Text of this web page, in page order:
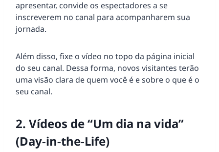
apresentar, convide os espectadores a se
inscreverem no canal para acompanharem sua
jornada.
Além disso, fixe o vídeo no topo da página inicial
do seu canal. Dessa forma, novos visitantes terão
uma visão clara de quem você é e sobre o que é o
seu canal.
2. Vídeos de “Um dia na vida”
(Day-in-the-Life)